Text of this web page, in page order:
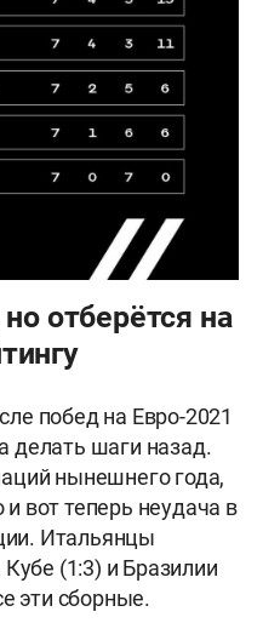
отберётся на
побед на Евро-2021
делать шаги назад.
нынешнего года,
вот теперь неудача в
Итальянцы
(1:3) и Бразилии
эти сборные.